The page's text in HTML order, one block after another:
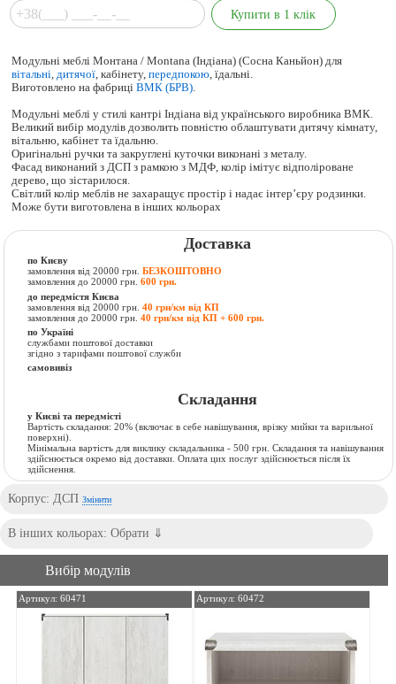
Модульні меблі Монтана / Montana (Індіана) (Сосна Каньйон) для
вітальні,дитячої, кабінету,передпокою, їдальні.
Виготовлено на фабриціВМК (БРВ).
Модульні меблі у стилі кантрі Індіана від українського виробника ВМК.
Великий вибір модулів дозволить повністю облаштувати дитячу кімнату,
вітальню, кабінет та їдальню.
Оригінальні ручки та закруглені куточки виконані з металу.
Фасад виконаний з ДСП з рамкою з МДФ, колір імітує відполіроване
дерево, що зістарилося.
Світлий колір меблів не захаращує простір і надає інтер’єру родзинки.
Може бути виготовлена в інших кольорах
Доставка
по Києву
замовлення від 20000 грн.БЕЗКОШТОВНО
замовлення до 20000 грн.600 грн.
до передмістя Києва
замовлення від 20000 грн.40 грн/км від КП
замовлення до 20000 грн.40 грн/км від КП + 600 грн.
по Україні
службами поштової доставки
згідно з тарифами поштової служби
самовивіз
Складання
у Києві та передмісті
Вартість складання:20% (включає в себе навішування, врізку мийки та варильної
поверхні).
Мінімальна вартість для виклику складальника - 500 грн. Складання та навішування
здійснюється окремо від доставки. Оплата цих послуг здійснюється після їх
здійснення.
Корпус: ДСПЗмінити
Вибір модулів
Артикул: 60471 Артикул: 60472